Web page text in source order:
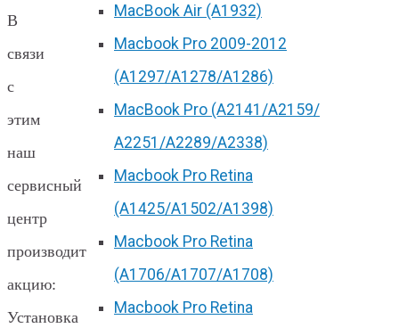
MacBook Air (A1932)
Macbook Pro 2009-2012
(A1297/A1278/A1286)
MacBook Pro (А2141/А2159/
А2251/A2289/A2338)
Macbook Pro Retina
(А1425/A1502/A1398)
Macbook Pro Retina
(А1706/A1707/A1708)
Macbook Pro Retina
В
связи
с
этим
наш
сервисный
центр
производит
акцию:
Установка